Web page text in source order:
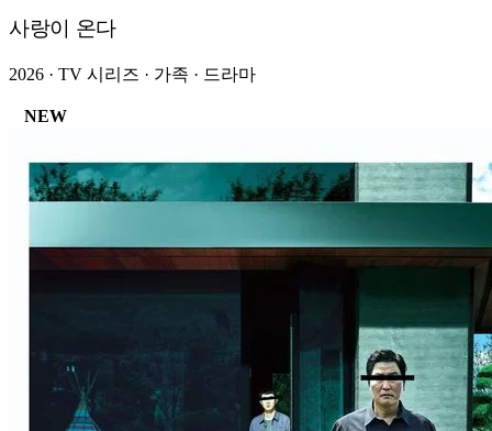
사랑이 온다
2026 · TV 시리즈 · 가족 · 드라마
NEW